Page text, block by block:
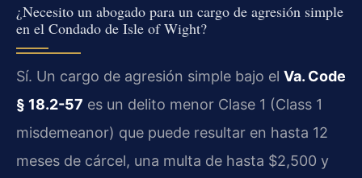
¿Necesito un abogado para un cargo de agresión simple
en el Condado de Isle of Wight?
Sí. Un cargo de agresión simple bajo el Va. Code
§ 18.2-57 es un delito menor Clase 1 (Class 1
misdemeanor) que puede resultar en hasta 12
meses de cárcel, una multa de hasta $2,500 y